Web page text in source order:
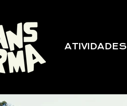
‎ ‎ ‎ ‎ ‎ ‎ ‎ ‎ ‎ ‎ ‎ ‎ ‎ ‎ ATIVIDADES